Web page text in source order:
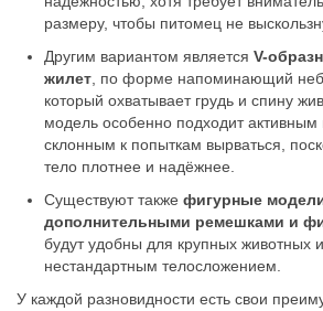
размеру, чтобы питомец не
Другим вариантом является V-
жилет, по форме напоминающий
который охватывает грудь и спину
модель особенно подходит
склонным к попыткам вырваться,
тело плотнее и надёжнее.
Существуют также фигурные
дополнительными ремешками и
будут удобны для крупных животных
нестандартным телосложением.
У каждой разновидности есть свои